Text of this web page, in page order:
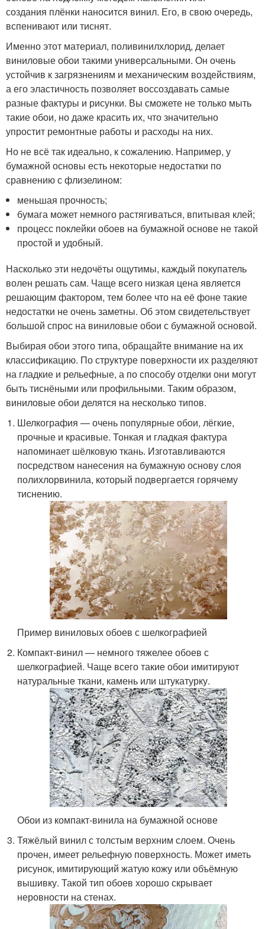
создания плёнки наносится винил. Его, в свою очередь,
вспенивают или тиснят.
Именно этот материал, поливинилхлорид, делает
виниловые обои такими универсальными. Он очень
устойчив к загрязнениям и механическим воздействиям,
а его эластичность позволяет воссоздавать самые
разные фактуры и рисунки. Вы сможете не только мыть
такие обои, но даже красить их, что значительно
упростит ремонтные работы и расходы на них.
Но не всё так идеально, к сожалению. Например, у
бумажной основы есть некоторые недостатки по
сравнению с флизелином:
меньшая прочность;
бумага может немного растягиваться, впитывая клей;
процесс поклейки обоев на бумажной основе не такой
простой и удобный.
Насколько эти недочёты ощутимы, каждый покупатель
волен решать сам. Чаще всего низкая цена является
решающим фактором, тем более что на её фоне такие
недостатки не очень заметны. Об этом свидетельствует
большой спрос на виниловые обои с бумажной основой.
Выбирая обои этого типа, обращайте внимание на их
классификацию. По структуре поверхности их разделяют
на гладкие и рельефные, а по способу отделки они могут
быть тиснёными или профильными. Таким образом,
виниловые обои делятся на несколько типов.
Шелкография — очень популярные обои, лёгкие,
прочные и красивые. Тонкая и гладкая фактура
напоминает шёлковую ткань. Изготавливаются
посредством нанесения на бумажную основу слоя
полихлорвинила, который подвергается горячему
тиснению.
Пример виниловых обоев с шелкографией
Компакт-винил — немного тяжелее обоев с
шелкографией. Чаще всего такие обои имитируют
натуральные ткани, камень или штукатурку.
Обои из компакт-винила на бумажной основе
Тяжёлый винил с толстым верхним слоем. Очень
прочен, имеет рельефную поверхность. Может иметь
рисунок, имитирующий жатую кожу или объёмную
вышивку. Такой тип обоев хорошо скрывает
неровности на стенах.